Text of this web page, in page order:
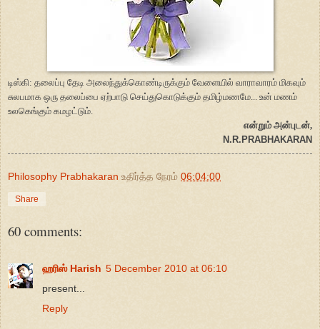
டிஸ்கி: தலைப்பு தேடி அலைந்துக்கொண்டிருக்கும் வேளையில் வாராவாரம் மிகவும்
சுலபமாக ஒரு தலைப்பை ஏற்பாடு செய்துகொடுக்கும் தமிழ்மணமே... உன் மணம்
உலகெங்கும் கமழட்டும்.
என்றும் அன்புடன்,
N.R.PRABHAKARAN
Philosophy Prabhakaran உதிர்த்த நேரம் 06:04:00
Share
60 comments:
ஹரிஸ் Harish 5 December 2010 at 06:10
present...
Reply